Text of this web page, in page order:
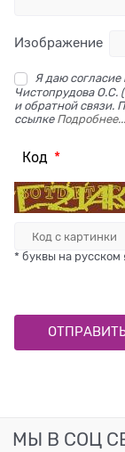
Изображение
Я даю
Чистопрудова О.С.
и обратной связи.
ссылке Подробнее...
Код
* буквы на русском
МЫ В СОЦ